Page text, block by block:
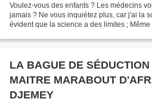
Voulez-vous des enfants ? Les médecins
jamais ? Ne vous inquiétez plus, car j'ai la
évident que la science a des limites ;
​LA BAGUE DE
MAITRE MARABOUT
DJEMEY